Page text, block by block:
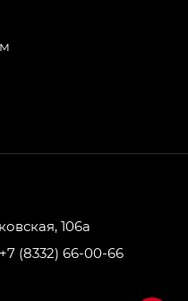
106а
+7 (8332) 66-00-66